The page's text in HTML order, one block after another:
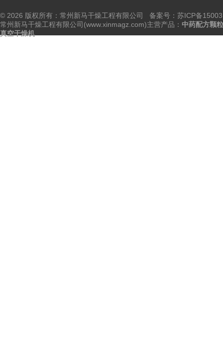
© 2026 版权所有：常州新马干燥工程有限公司 备案号： 苏ICP备
常州新马干燥工程有限公司(www.xinmagz.com)主营产品： 中药配方颗
真空干燥机